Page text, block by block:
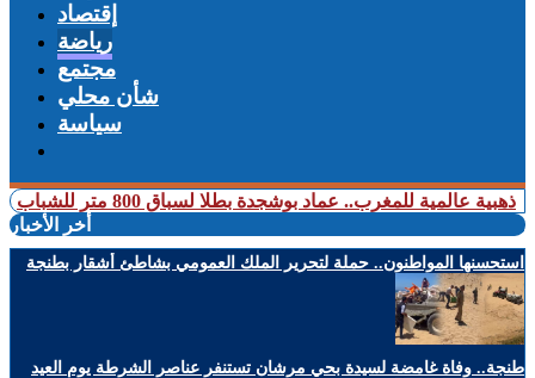
إقتصاد
رياضة
مجتمع
شأن محلي
سياسة
للمغرب.. عماد بوشجدة بطلا لسباق 800 متر للشباب
+ المغرب
أخر الأخبار
استحسنها المواطنون.. حملة لتحرير الملك العمومي بشاطئ أشقار بطنجة
طنجة.. وفاة غامضة لسيدة بحي مرشان تستنفر عناصر الشرطة يوم العيد